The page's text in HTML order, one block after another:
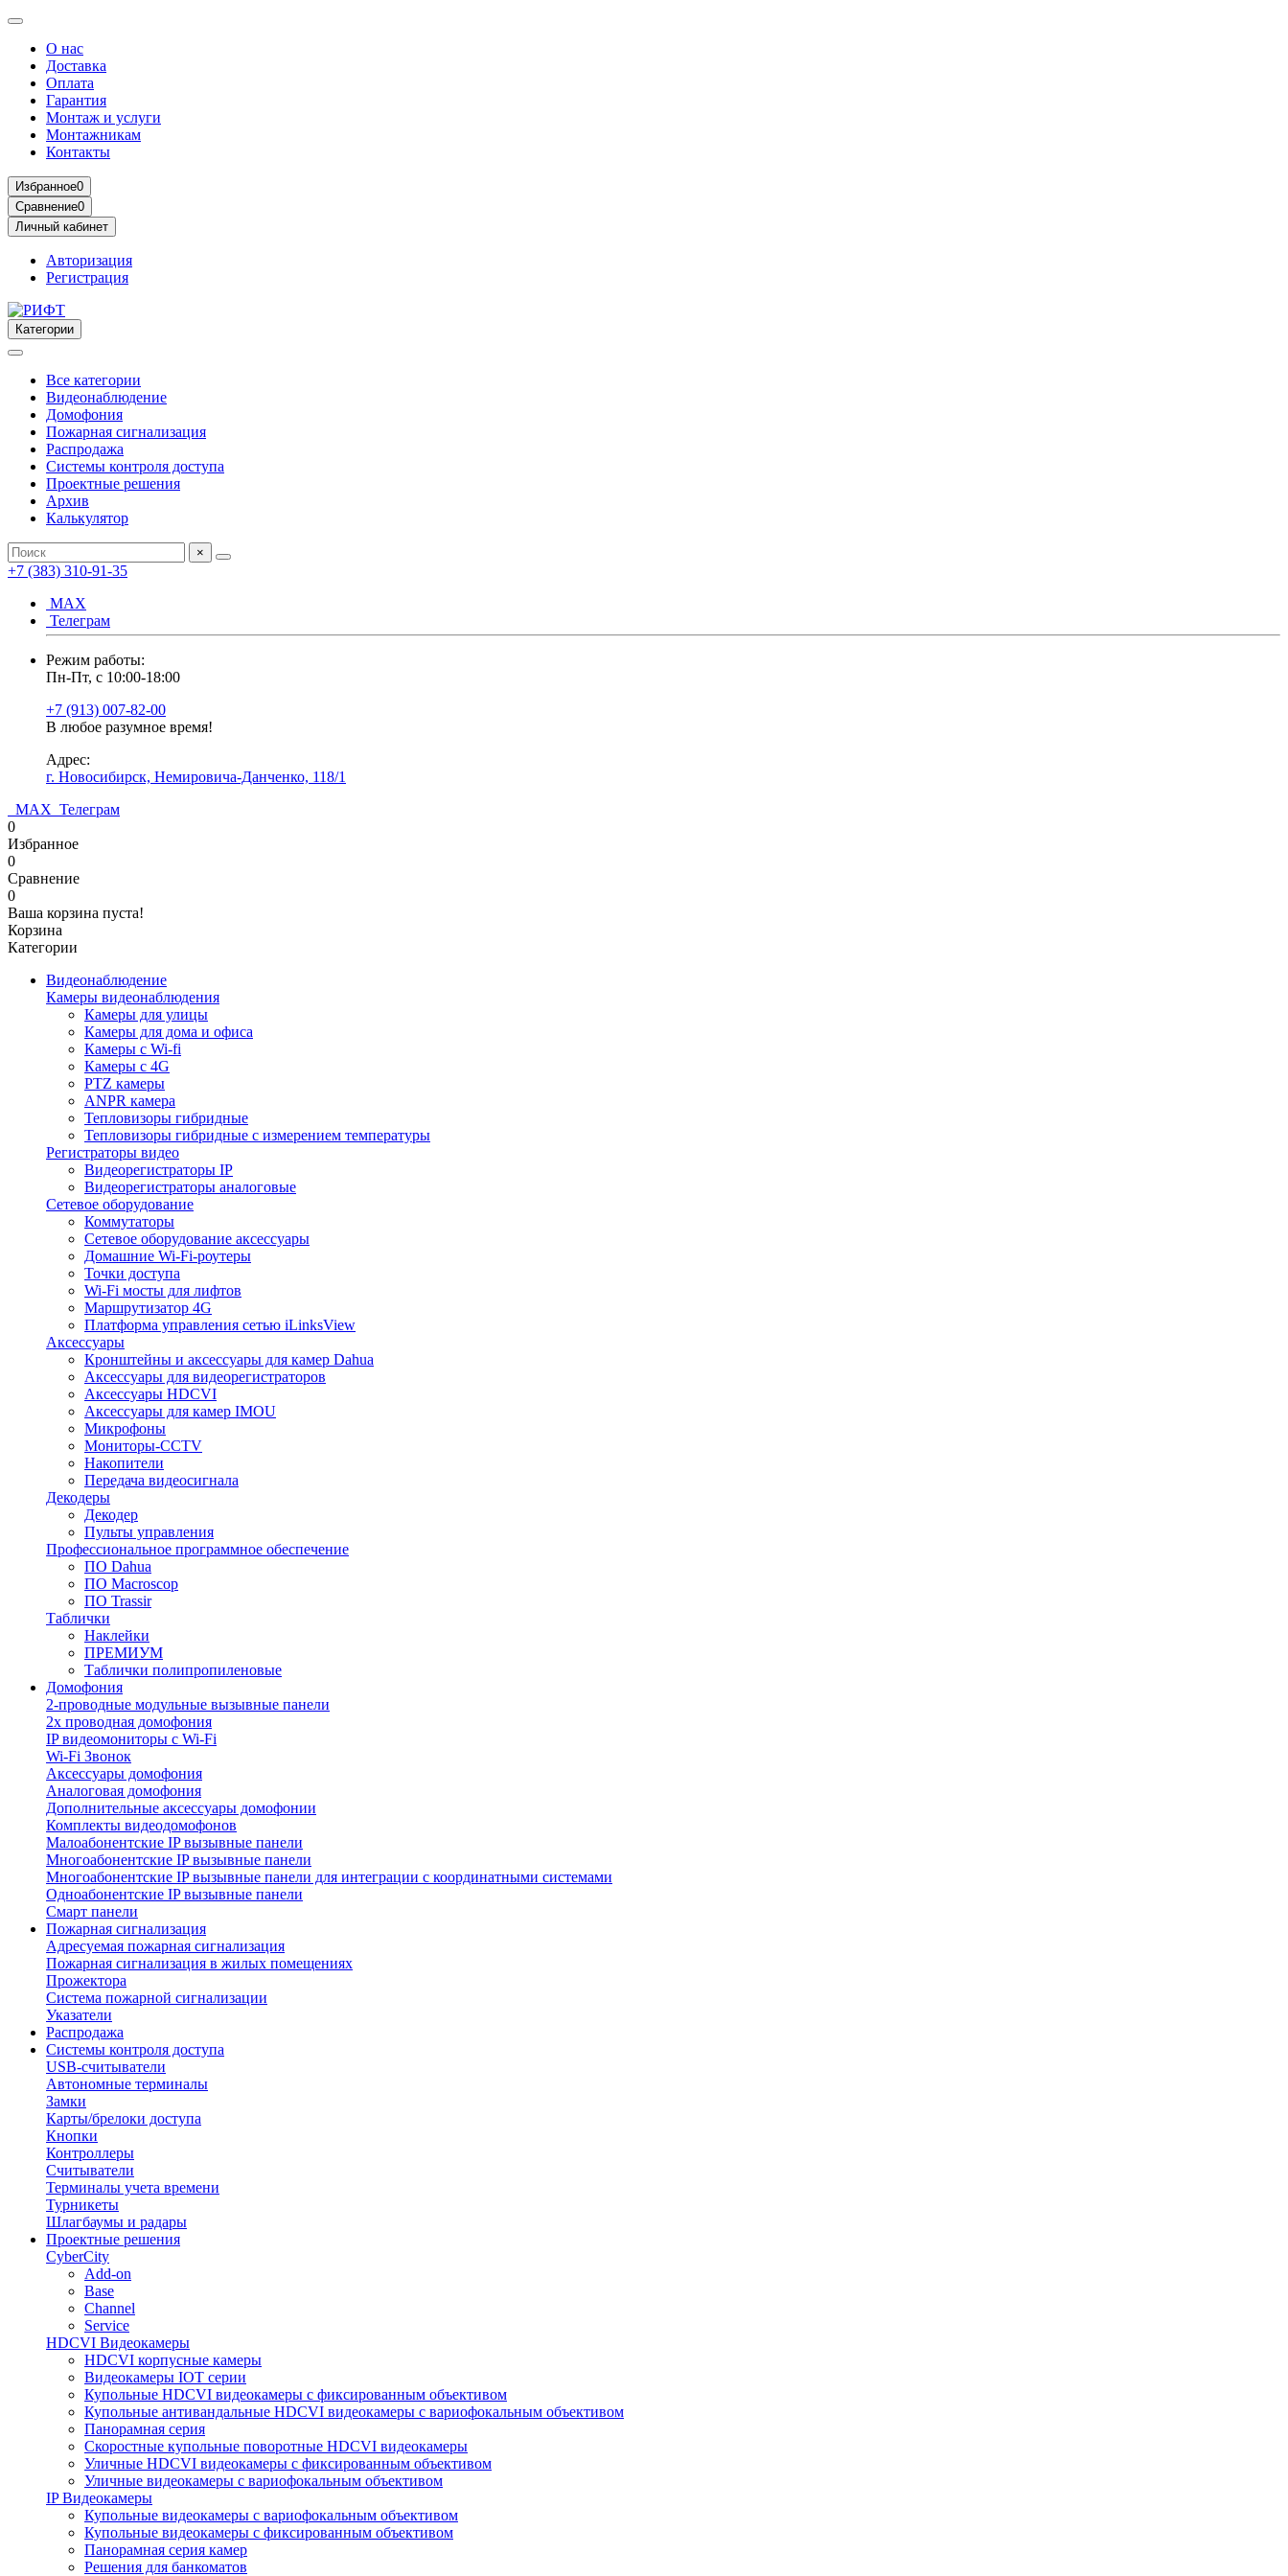
О нас
Доставка
Оплата
Гарантия
Монтаж и услуги
Монтажникам
Контакты
Избранное0
Сравнение0
Личный кабинет
Авторизация
Регистрация
Категории
Все категории
Видеонаблюдение
Домофония
Пожарная сигнализация
Распродажа
Системы контроля доступа
Проектные решения
Архив
Калькулятор
×
+7 (383) 310-91-35
МАХ
Телеграм
Режим работы:
Пн-Пт, с 10:00-18:00
+7 (913) 007-82-00
В любое разумное время!
Адрес:
г. Новосибирск, Немировича-Данченко, 118/1
МАХ Телеграм
0
Избранное
0
Сравнение
0
Ваша корзина пуста!
Корзина
Категории
Видеонаблюдение
Камеры видеонаблюдения
Камеры для улицы
Камеры для дома и офиса
Камеры с Wi-fi
Камеры с 4G
PTZ камеры
ANPR камера
Тепловизоры гибридные
Тепловизоры гибридные c измерением температуры
Регистраторы видео
Видеорегистраторы IP
Видеорегистраторы аналоговые
Сетевое оборудование
Коммутаторы
Сетевое оборудование аксессуары
Домашние Wi-Fi-роутеры
Точки доступа
Wi-Fi мосты для лифтов
Маршрутизатор 4G
Платформа управления сетью iLinksView
Аксессуары
Кронштейны и аксессуары для камер Dahua
Аксессуары для видеорегистраторов
Аксессуары HDCVI
Аксессуары для камер IMOU
Микрофоны
Мониторы-CCTV
Накопители
Передача видеосигнала
Декодеры
Декодер
Пульты управления
Профессиональное программное обеспечение
ПО Dahua
ПО Macroscop
ПО Trassir
Таблички
Наклейки
ПРЕМИУМ
Таблички полипропиленовые
Домофония
2-проводные модульные вызывные панели
2х проводная домофония
IP видеомониторы с Wi-Fi
Wi-Fi Звонок
Аксессуары домофония
Аналоговая домофония
Дополнительные аксессуары домофонии
Комплекты видеодомофонов
Малоабонентские IP вызывные панели
Многоабонентские IP вызывные панели
Многоабонентские IP вызывные панели для интеграции с координатными системами
Одноабонентские IP вызывные панели
Смарт панели
Пожарная сигнализация
Адресуемая пожарная сигнализация
Пожарная сигнализация в жилых помещениях
Прожектора
Система пожарной сигнализации
Указатели
Распродажа
Системы контроля доступа
USB-считыватели
Автономные терминалы
Замки
Карты/брелоки доступа
Кнопки
Контроллеры
Считыватели
Терминалы учета времени
Турникеты
Шлагбаумы и радары
Проектные решения
CyberCity
Add-on
Base
Channel
Service
HDCVI Видеокамеры
HDCVI корпусные камеры
Видеокамеры IOT серии
Купольные HDCVI видеокамеры с фиксированным объективом
Купольные антивандальные HDCVI видеокамеры с вариофокальным объективом
Панорамная серия
Скоростные купольные поворотные HDCVI видеокамеры
Уличные HDCVI видеокамеры с фиксированным объективом
Уличные видеокамеры с вариофокальным объективом
IP Видеокамеры
Купольные видеокамеры с вариофокальным объективом
Купольные видеокамеры с фиксированным объективом
Панорамная серия камер
Решения для банкоматов